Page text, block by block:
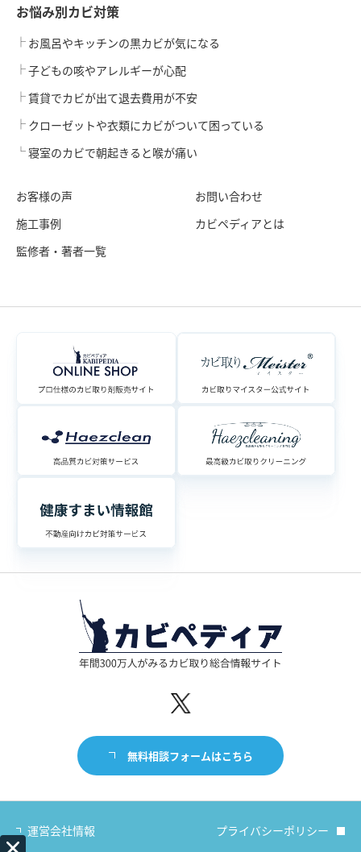
お悩み別カビ対策
お風呂やキッチンの黒カビが気になる
子どもの咳やアレルギーが心配
賃貸でカビが出て退去費用が不安
クローゼットや衣類にカビがついて困っている
寝室のカビで朝起きると喉が痛い
お客様の声
施工事例
監修者・著者一覧
お問い合わせ
カビペディアとは
無料相談フォームはこちら
運営会社情報 プライバシーポリシー